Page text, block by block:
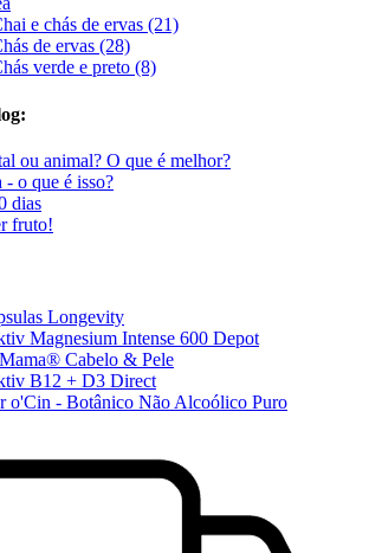
e chás de ervas (21)
de ervas (28)
verde e preto (8)
ou animal? O que é melhor?
o que é isso?
dias
fruto!
Longevity
Magnesium Intense 600 Depot
Cabelo & Pele
B12 + D3 Direct
o'Cin - Botânico Não Alcoólico Puro